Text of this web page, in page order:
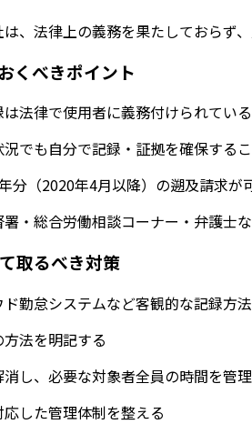
、法律上の義務を果たしておらず
くべきポイント
法律で使用者に義務付けられている
況でも自分で記録・証拠を確保する
分（2020年4月以降）の遡及請求が
署・総合労働相談コーナー・弁護士
取るべき対策
ド勤怠システムなど客観的な記録方
法を明記する
消し、必要な対象者全員の時間を管
した管理体制を整える